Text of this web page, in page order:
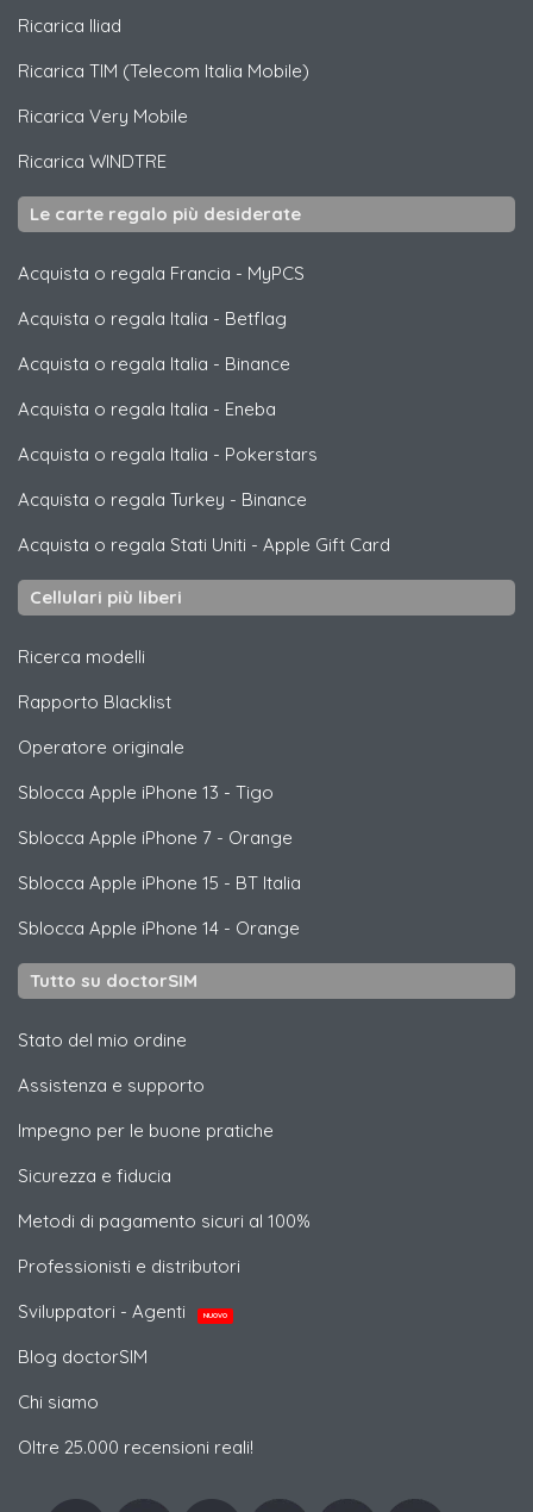
Ricarica Iliad
Ricarica TIM (Telecom Italia Mobile)
Ricarica Very Mobile
Ricarica WINDTRE
Le carte regalo più desiderate
Acquista o regala Francia - MyPCS
Acquista o regala Italia - Betflag
Acquista o regala Italia - Binance
Acquista o regala Italia - Eneba
Acquista o regala Italia - Pokerstars
Acquista o regala Turkey - Binance
Acquista o regala Stati Uniti - Apple Gift Card
Cellulari più liberi
Ricerca modelli
Rapporto Blacklist
Operatore originale
Sblocca Apple iPhone 13 - Tigo
Sblocca Apple iPhone 7 - Orange
Sblocca Apple iPhone 15 - BT Italia
Sblocca Apple iPhone 14 - Orange
Tutto su doctorSIM
Stato del mio ordine
Assistenza e supporto
Impegno per le buone pratiche
Sicurezza e fiducia
Metodi di pagamento sicuri al 100%
Professionisti e distributori
Sviluppatori - Agenti
NUOVO
Blog doctorSIM
Chi siamo
Oltre 25.000 recensioni reali!